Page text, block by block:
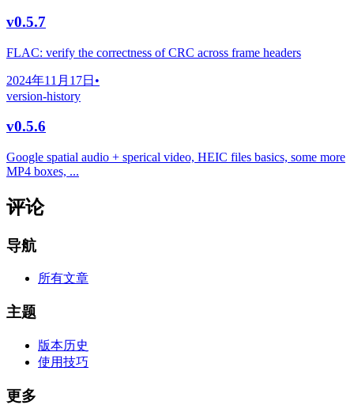
v0.5.7
FLAC: verify the correctness of CRC across frame headers
2024年11月17日 •
version-history
v0.5.6
Google spatial audio + sperical video, HEIC files basics, some more
MP4 boxes, ...
评论
导航
所有文章
主题
版本历史
使用技巧
更多